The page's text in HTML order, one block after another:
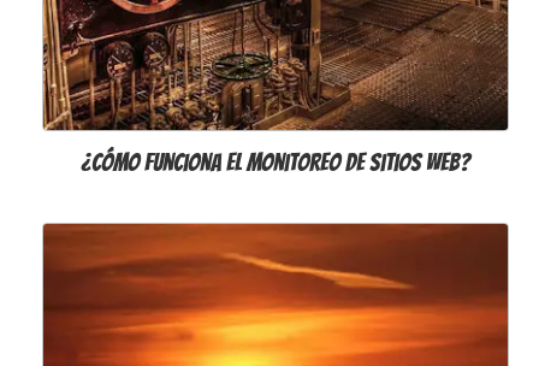
¿Cómo funciona el monitoreo de sitios web?